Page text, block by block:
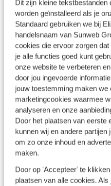
Dit zijn kleine
worden geïnstalleerd als je
Standaard gebruiken we bij
handelsnaam van Sunweb
cookies die ervoor zorgen
je alle functies goed kunt
onze website te verbeteren
door jou ingevoerde
jouw toestemming maken we
marketingcookies waarmee
analyseren en onze
Door het plaatsen van eerste
kunnen wij en andere partijen
om zo onze inhoud en
maken.
Door op 'Accepteer' te
plaatsen van alle cookies. Als
'Aanbevelingswaardig
in een mooie omgeving.
privacy. We hadden
huishond en drie katten.
La Careza de Mijas-
Dit zijn 5